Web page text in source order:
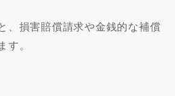
、損害賠償請求や金銭的な補償
。